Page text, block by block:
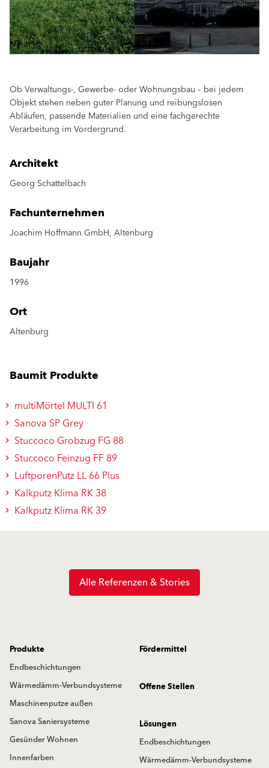
Ob Verwaltungs-, Gewerbe- oder Wohnungsbau – bei jedem
Objekt stehen neben guter Planung und reibungslosen
Abläufen, passende Materialien und eine fachgerechte
Verarbeitung im Vordergrund.
Architekt
Georg Schattelbach
Fachunternehmen
Joachim Hoffmann GmbH, Altenburg
Baujahr
1996
Ort
Altenburg
Baumit Produkte
multiMörtel MULTI 61
Sanova SP Grey
Stuccoco Grobzug FG 88
Stuccoco Feinzug FF 89
LuftporenPutz LL 66 Plus
Kalkputz Klima RK 38
Kalkputz Klima RK 39
Alle Referenzen & Stories
Produkte
Endbeschichtungen
Wärmedämm-Verbundsysteme
Maschinenputze außen
Sanova Saniersysteme
Gesünder Wohnen
Innenfarben
Fördermittel
Offene Stellen
Lösungen
Endbeschichtungen
Wärmedämm-Verbundsysteme